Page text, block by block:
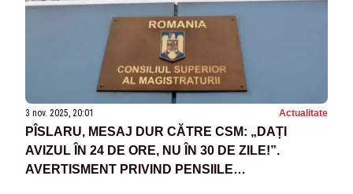
3 nov. 2025, 20:01 Actualitate
PÎSLARU, MESAJ DUR CĂTRE CSM: „DAȚI
AVIZUL ÎN 24 DE ORE, NU ÎN 30 DE ZILE!”.
AVERTISMENT PRIVIND PENSIILE